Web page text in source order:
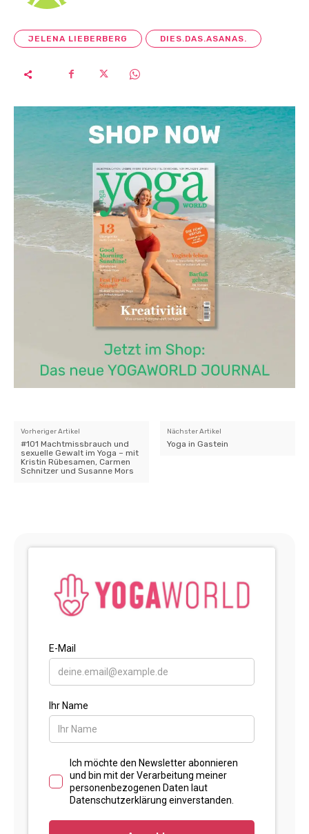
JELENA LIEBERBERG DIES.DAS.ASANAS.
Vorheriger Artikel
#101 Machtmissbrauch und
sexuelle Gewalt im Yoga – mit
Kristin Rübesamen, Carmen
Schnitzer und Susanne Mors
Nächster Artikel
Yoga in Gastein